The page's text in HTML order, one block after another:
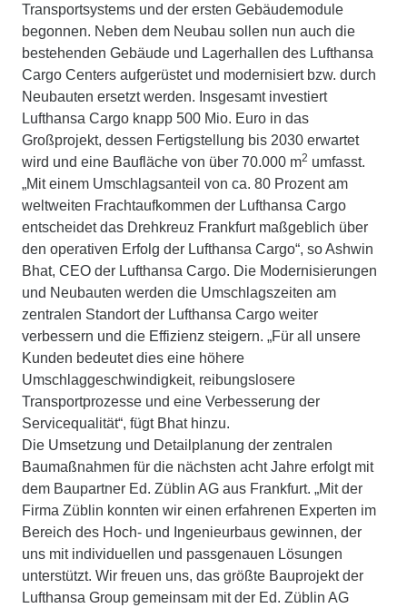
Transportsystems und der ersten Gebäudemodule
begonnen. Neben dem Neubau sollen nun auch die
bestehenden Gebäude und Lagerhallen des Lufthansa
Cargo Centers aufgerüstet und modernisiert bzw. durch
Neubauten ersetzt werden. Insgesamt investiert
Lufthansa Cargo knapp 500 Mio. Euro in das
Großprojekt, dessen Fertigstellung bis 2030 erwartet
wird und eine Baufläche von über 70.000 m2 umfasst.
„Mit einem Umschlagsanteil von ca. 80 Prozent am
weltweiten Frachtaufkommen der Lufthansa Cargo
entscheidet das Drehkreuz Frankfurt maßgeblich über
den operativen Erfolg der Lufthansa Cargo“, so Ashwin
Bhat, CEO der Lufthansa Cargo. Die Modernisierungen
und Neubauten werden die Umschlagszeiten am
zentralen Standort der Lufthansa Cargo weiter
verbessern und die Effizienz steigern. „Für all unsere
Kunden bedeutet dies eine höhere
Umschlaggeschwindigkeit, reibungslosere
Transportprozesse und eine Verbesserung der
Servicequalität“, fügt Bhat hinzu.
Die Umsetzung und Detailplanung der zentralen
Baumaßnahmen für die nächsten acht Jahre erfolgt mit
dem Baupartner Ed. Züblin AG aus Frankfurt. „Mit der
Firma Züblin konnten wir einen erfahrenen Experten im
Bereich des Hoch- und Ingenieurbaus gewinnen, der
uns mit individuellen und passgenauen Lösungen
unterstützt. Wir freuen uns, das größte Bauprojekt der
Lufthansa Group gemeinsam mit der Ed. Züblin AG